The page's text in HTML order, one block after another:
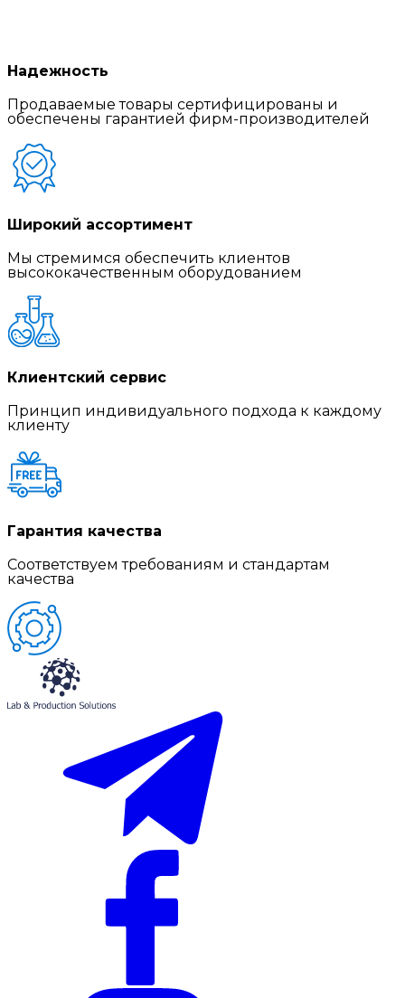
Надежность
Продаваемые товары сертифицированы и
обеспечены гарантией фирм-производителей
Широкий ассортимент
Мы стремимся обеспечить клиентов
высококачественным оборудованием
Клиентский сервис
Принцип индивидуального подхода к каждому
клиенту
Гарантия качества
Соответствуем требованиям и стандартам
качества